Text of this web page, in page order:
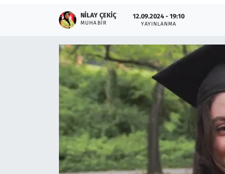
NILAY ÇEKIÇ
MUHABIR
12.09.2024 - 19:10
YAYINLANMA
Televizyon